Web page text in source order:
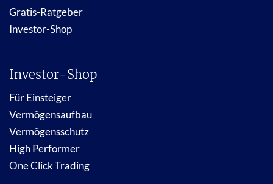
Gratis-Ratgeber
Investor-Shop
Investor-Shop
Für Einsteiger
Vermögensaufbau
Vermögensschutz
High Performer
One Click Trading